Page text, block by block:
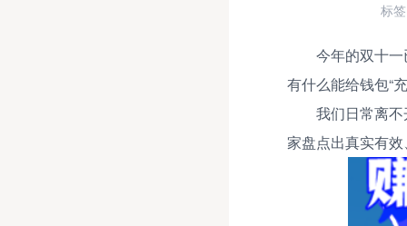
标
今年的双十
有什么能给钱包“
我们日常离
家盘点出真实有